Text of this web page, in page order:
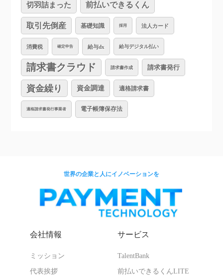
切羽詰まった 前払いできるくん
取引先倒産 基礎知識 採用 法人カード
消費税 確定申告 給与dx 給与デジタル払い
請求書クラウド 請求書作成 請求書発行
資金繰り 資金調達 適格請求書
適格請求書発行事業者 電子帳簿保存法
世界の企業と人にイノベーションを
会社情報
ミッション
代表挨拶
サービス
TalentBank
前払いできるくんLITE